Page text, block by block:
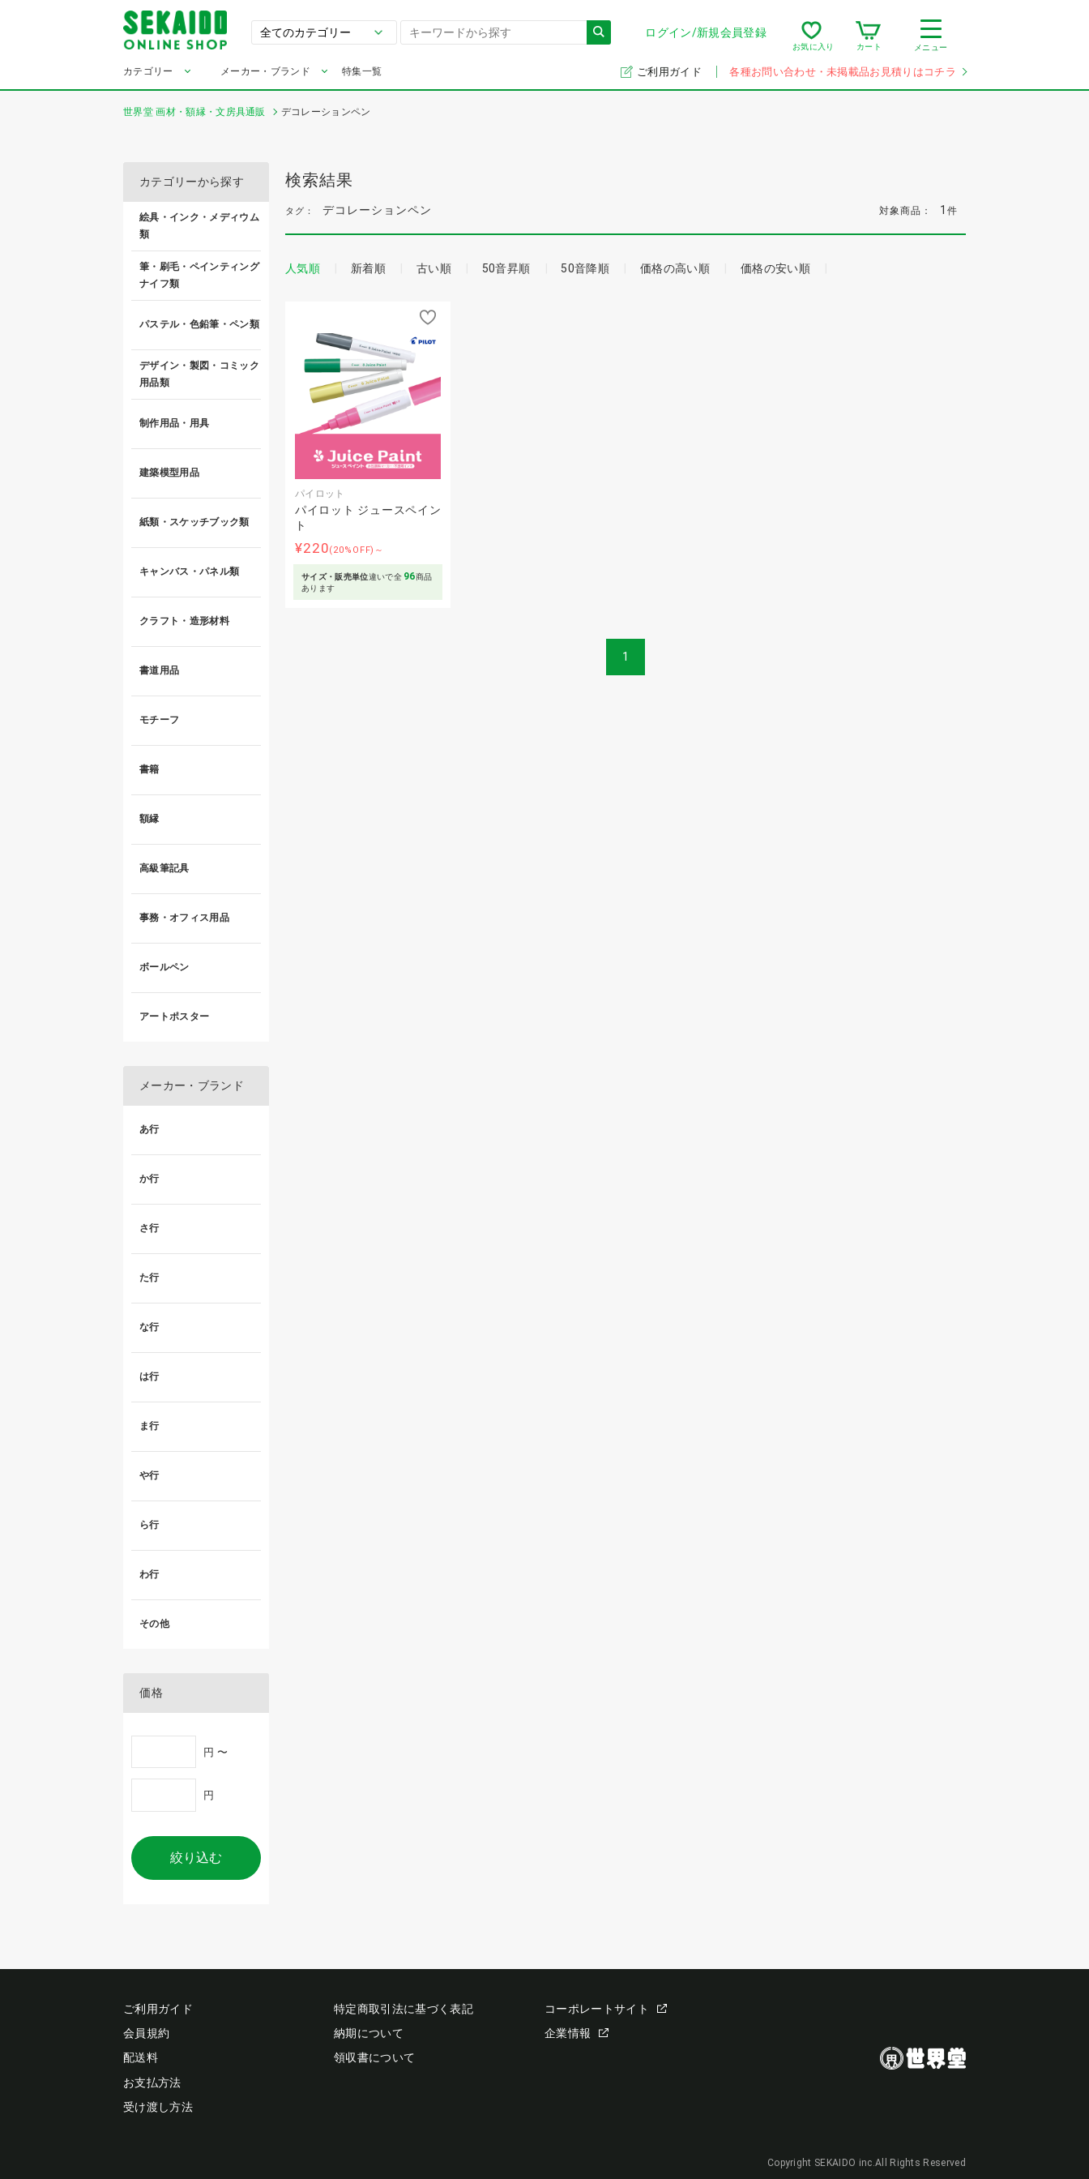
ログイン/新規会員登録
お気に入り カート メニュー
カテゴリー メーカー・ブランド 特集一覧 ご利用ガイド 各種お問い合わせ・未掲載品お見積りはコチラ
世界堂 画材・額縁・文房具通販 デコレーションペン
検索結果
タグ： デコレーションペン 対象商品： 1 件
人気順 新着順 古い順 50音昇順 50音降順 価格の高い順 価格の安い順
パイロット
パイロット ジュースペイン
ト
¥220(20%OFF)～
サイズ・販売単位違いで全 96商品
あります
1
カテゴリーから探す
絵具・インク・メディウム
類
筆・刷毛・ペインティング
ナイフ類
パステル・色鉛筆・ペン類
デザイン・製図・コミック
用品類
制作用品・用具
建築模型用品
紙類・スケッチブック類
キャンバス・パネル類
クラフト・造形材料
書道用品
モチーフ
書籍
額縁
高級筆記具
事務・オフィス用品
ボールペン
アートポスター
メーカー・ブランド
あ行
か行
さ行
た行
な行
は行
ま行
や行
ら行
わ行
その他
価格
円 〜
円
絞り込む
ご利用ガイド
会員規約
配送料
お支払方法
受け渡し方法
特定商取引法に基づく表記
納期について
領収書について
コーポレートサイト
企業情報
Copyright SEKAIDO inc.All Rights Reserved